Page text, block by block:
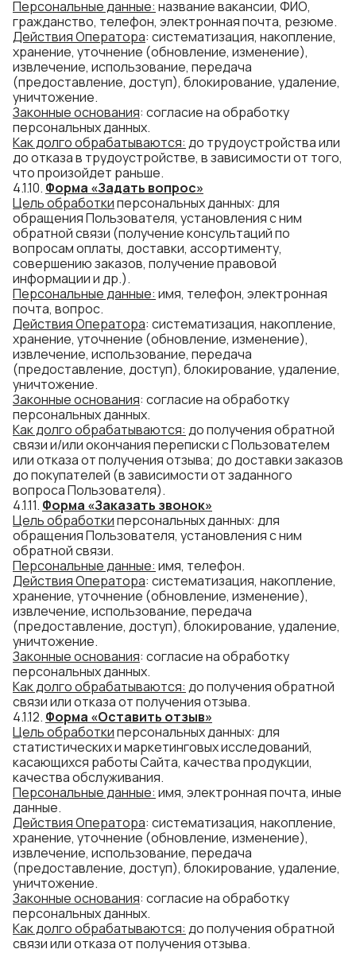
Персональные данные: название вакансии, ФИО,
гражданство, телефон, электронная почта, резюме.
Действия Оператора: систематизация, накопление,
хранение, уточнение (обновление, изменение),
извлечение, использование, передача
(предоставление, доступ), блокирование, удаление,
уничтожение.
Законные основания: согласие на обработку
персональных данных.
Как долгообрабатываются: до трудоустройства или
до отказа в трудоустройстве, в зависимости от того,
что произойдет раньше.
4.1.10. Форма «Задать вопрос»
Цель обработкиперсональных данных: для
обращения Пользователя, установления с ним
обратной связи (получение консультаций по
вопросам оплаты, доставки, ассортименту,
совершению заказов, получение правовой
информации и др.).
Персональные данные: имя, телефон, электронная
почта, вопрос.
Действия Оператора: систематизация, накопление,
хранение, уточнение (обновление, изменение),
извлечение, использование, передача
(предоставление, доступ), блокирование, удаление,
уничтожение.
Законные основания: согласие на обработку
персональных данных.
Как долгообрабатываются: до получения обратной
связи и/или окончания переписки с Пользователем
или отказа от получения отзыва; до доставки заказов
до покупателей (в зависимости от заданного
вопроса Пользователя).
4.1.11. Форма «Заказать звонок»
Цель обработкиперсональных данных: для
обращения Пользователя, установления с ним
обратной связи.
Персональные данные: имя, телефон.
Действия Оператора: систематизация, накопление,
хранение, уточнение (обновление, изменение),
извлечение, использование, передача
(предоставление, доступ), блокирование, удаление,
уничтожение.
Законные основания: согласие на обработку
персональных данных.
Как долгообрабатываются: до получения обратной
связи или отказа от получения отзыва.
4.1.12. Форма «Оставить отзыв»
Цель обработкиперсональных данных: для
статистических и маркетинговых исследований,
касающихся работы Сайта, качества продукции,
качества обслуживания.
Персональные данные: имя, электронная почта, иные
данные.
Действия Оператора: систематизация, накопление,
хранение, уточнение (обновление, изменение),
извлечение, использование, передача
(предоставление, доступ), блокирование, удаление,
уничтожение.
Законные основания: согласие на обработку
персональных данных.
Как долгообрабатываются: до получения обратной
связи или отказа от получения отзыва.